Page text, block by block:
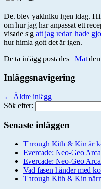
Det blev yakiniku igen idag.
om hur jag har anpassat ett
visade sig att jag redan hade
hur himla gott det är igen.
Detta inlägg postades i Mat den
Inläggsnavigering
← Äldre inlägg
Sök efter:
Senaste inläggen
Through Kith & Kin är
Evercade: Neo-Geo
Evercade: Neo-Geo
Vad fasen händer med
Through Kith & Kin